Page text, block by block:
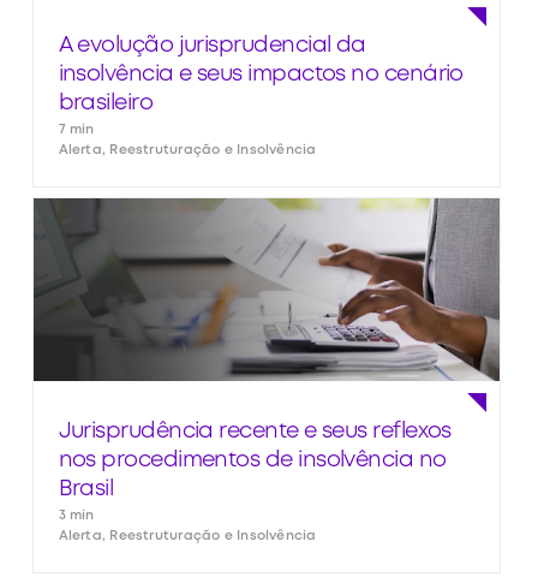
A evolução jurisprudencial da
insolvência e seus impactos no cenário
brasileiro
7 min
Alerta, Reestruturação e Insolvência
Jurisprudência recente e seus reflexos
nos procedimentos de insolvência no
Brasil
3 min
Alerta, Reestruturação e Insolvência